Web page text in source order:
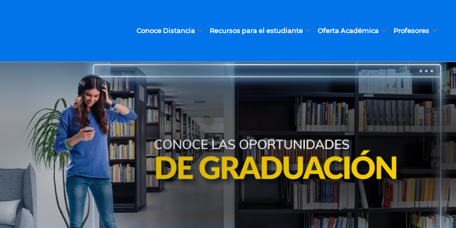
Conoce Distancia Recursos para el estudiante Oferta Académica Profesores